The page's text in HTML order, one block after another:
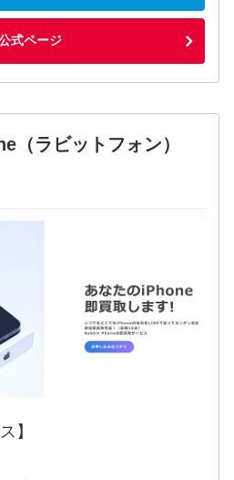
式ページ
（ラビットフォン）
】